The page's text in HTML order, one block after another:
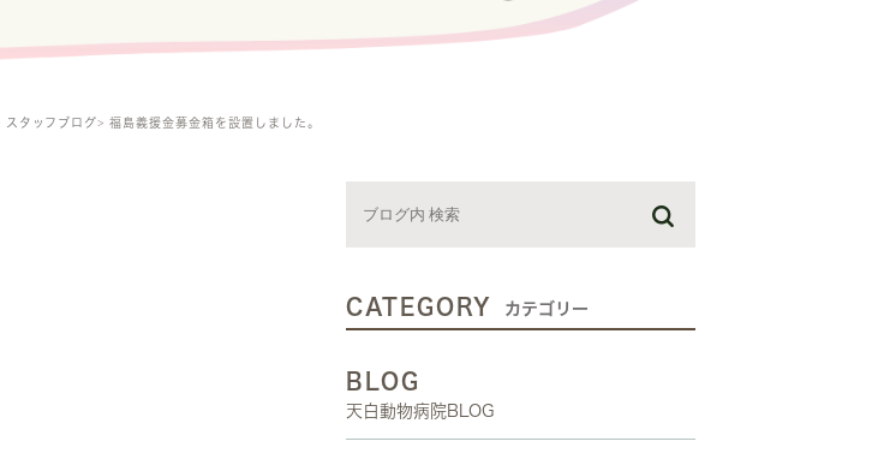
スタッフブログ 福島義援金募金箱を設置しました。
CATEGORY カテゴリー
BLOG
天白動物病院BLOG